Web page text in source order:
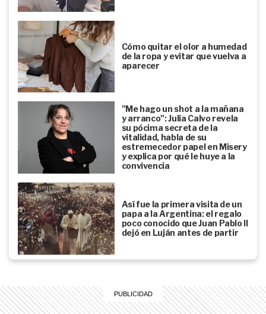
Cómo quitar el olor a humedad
de la ropa y evitar que vuelva a
aparecer
"Me hago un shot a la mañana
y arranco": Julia Calvo revela
su pócima secreta de la
vitalidad, habla de su
estremecedor papel en Misery
y explica por qué le huye a la
convivencia
Así fue la primera visita de un
papa a la Argentina: el regalo
poco conocido que Juan Pablo II
dejó en Luján antes de partir